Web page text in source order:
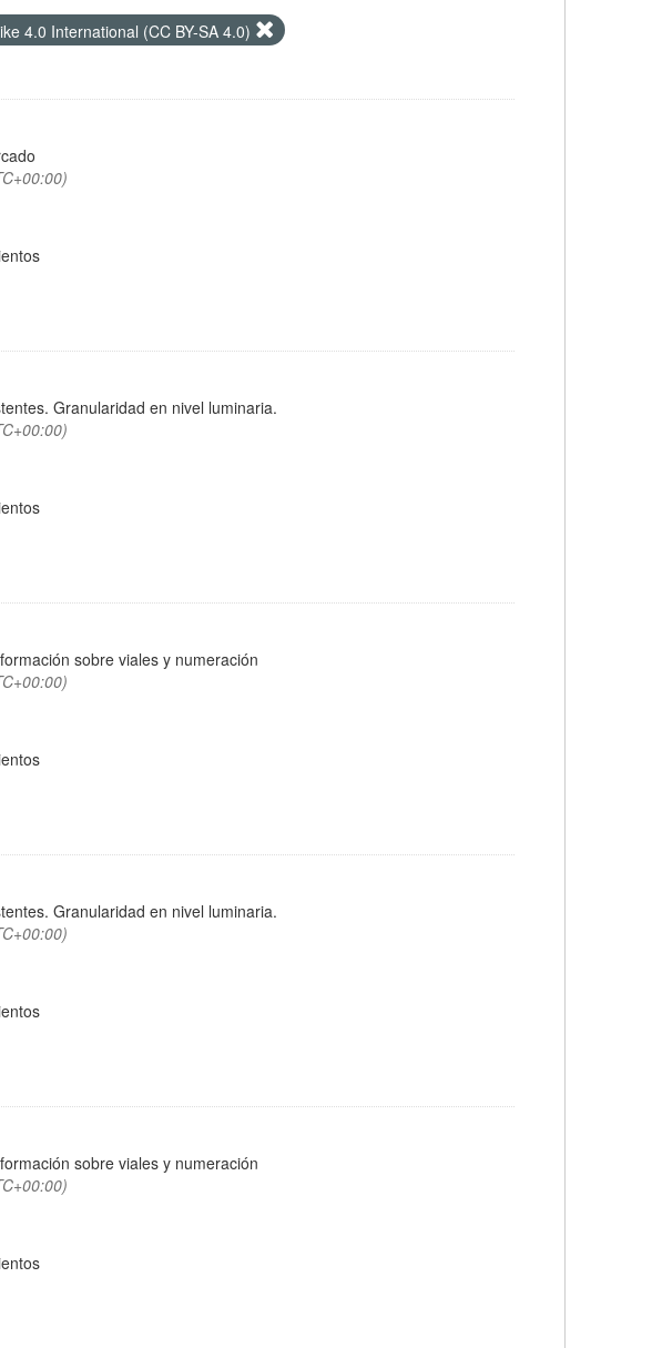
4.0 International (CC BY-SA 4.0)
Granularidad en nivel luminaria.
sobre viales y numeración
Granularidad en nivel luminaria.
sobre viales y numeración